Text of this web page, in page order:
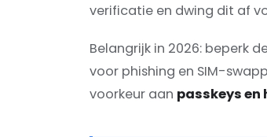
verificatie en dwing dit af
Belangrijk in 2026: beperk
voor phishing en SIM-
voorkeur aan passkeys